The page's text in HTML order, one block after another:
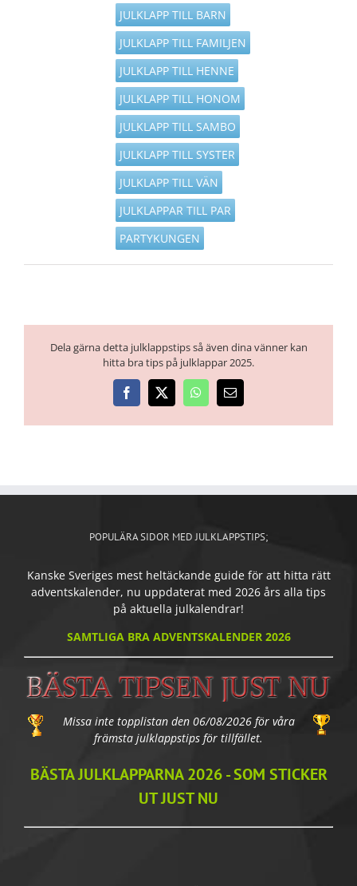
JULKLAPP TILL BARN
JULKLAPP TILL FAMILJEN
JULKLAPP TILL HENNE
JULKLAPP TILL HONOM
JULKLAPP TILL SAMBO
JULKLAPP TILL SYSTER
JULKLAPP TILL VÄN
JULKLAPPAR TILL PAR
PARTYKUNGEN
Dela gärna detta julklappstips så även dina vänner kan
hitta bra tips på julklappar 2025.
Facebook
X WhatsApp
E-
POPULÄRA SIDOR MED JULKLAPPSTIPS;
Kanske Sveriges mest heltäckande guide för att hitta rätt
adventskalender, nu uppdaterat med 2026 års alla tips
på aktuella julkalendrar!
SAMTLIGA BRA ADVENTSKALENDER 2026
Missa inte topplistan den 06/08/2026 för våra
främsta julklappstips för tillfället.
BÄSTA JULKLAPPARNA 2026 - SOM STICKER
UT JUST NU